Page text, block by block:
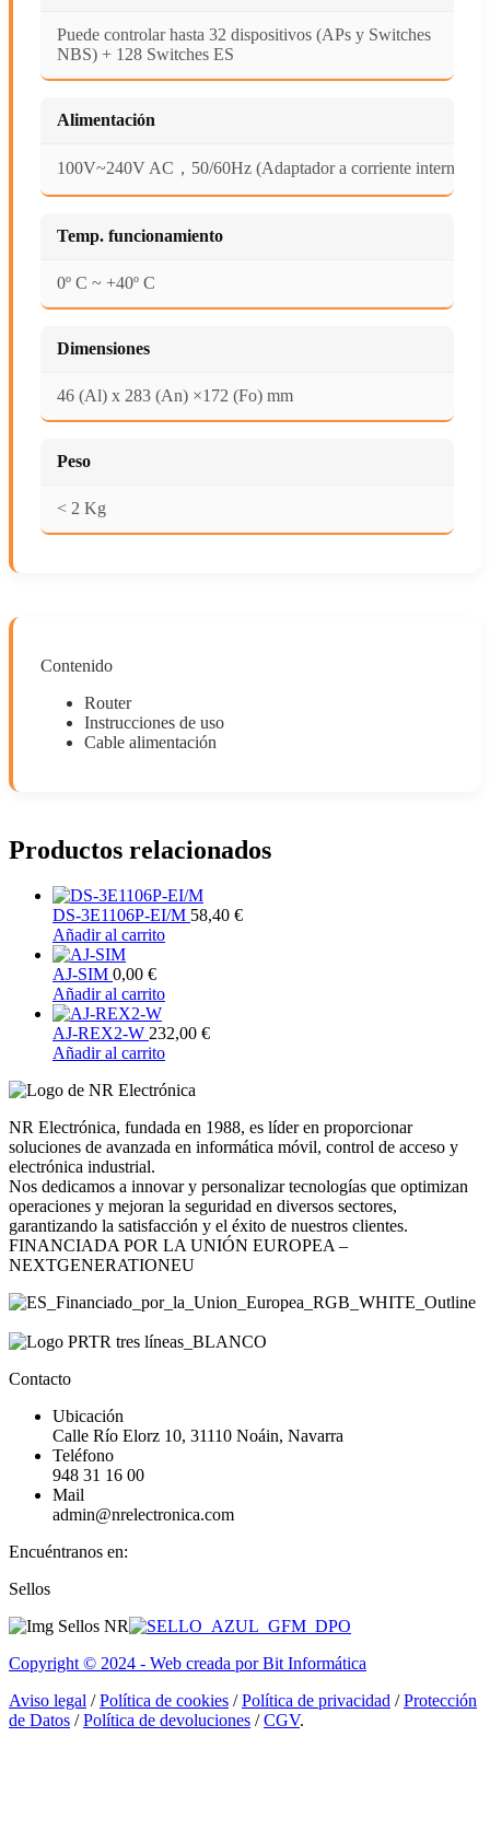
Puede controlar hasta 32 dispositivos (APs y Switches
NBS) + 128 Switches ES
Alimentación
100V~240V AC，50/60Hz (Adaptador a corriente interno)
Temp. funcionamiento
0º C ~ +40º C
Dimensiones
46 (Al) x 283 (An) ×172 (Fo) mm
Peso
< 2 Kg
Contenido
Router
Instrucciones de uso
Cable alimentación
Productos relacionados
DS-3E1106P-EI/M 58,40 €
Añadir al carrito
AJ-SIM 0,00 €
Añadir al carrito
AJ-REX2-W 232,00 €
Añadir al carrito
NR Electrónica, fundada en 1988, es líder en proporcionar
soluciones de avanzada en informática móvil, control de acceso y
electrónica industrial.
Nos dedicamos a innovar y personalizar tecnologías que optimizan
operaciones y mejoran la seguridad en diversos sectores,
garantizando la satisfacción y el éxito de nuestros clientes.
FINANCIADA POR LA UNIÓN EUROPEA –
NEXTGENERATIONEU
Contacto
Ubicación
Calle Río Elorz 10, 31110 Noáin, Navarra
Teléfono
948 31 16 00
Mail
admin@nrelectronica.com
Encuéntranos en:
Facebook
opens
new
Linkedin
opens
new
Instagram
opens
new
Sellos
Copyright © 2024 - Web creada por Bit Informática
Aviso legal /Política de cookies /Política de privacidad /Protección
de Datos /Política de devoluciones /CGV.